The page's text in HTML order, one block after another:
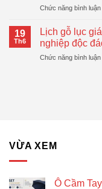
Chức năng bình luận
19
Th6
Lịch gỗ lục
nghiệp độc
Chức năng bình luận
VỪA XEM
Ô Cầm